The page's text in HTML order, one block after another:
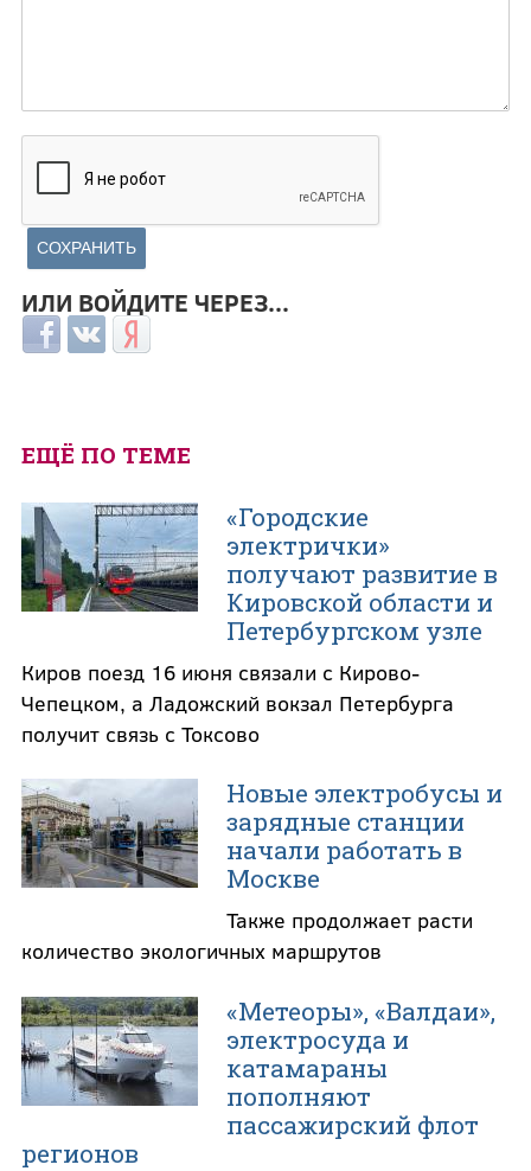
ИЛИ ВОЙДИТЕ ЧЕРЕЗ...
Login with Facebook
Login with ВКонтакте
Login with Яндекс
ЕЩЁ ПО ТЕМЕ
«Городские
электрички»
получают развитие в
Кировской области и
Петербургском узле
Киров поезд 16 июня связали с Кирово-
Чепецком, а Ладожский вокзал Петербурга
получит связь с Токсово
Новые электробусы и
зарядные станции
начали работать в
Москве
Также продолжает расти
количество экологичных маршрутов
«Метеоры», «Валдаи»,
электросуда и
катамараны
пополняют
пассажирский флот
регионов